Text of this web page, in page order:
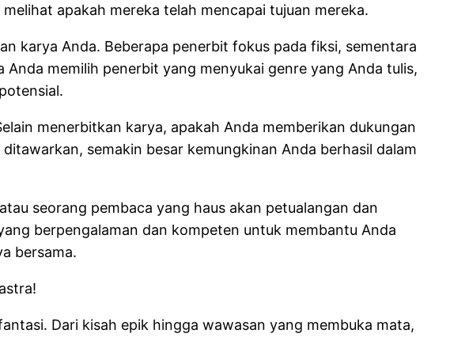
apakah mereka telah mencapai tujuan mereka.
karya Anda. Beberapa penerbit fokus pada fiksi, sementara
memilih penerbit yang menyukai genre yang Anda tulis,
menerbitkan karya, apakah Anda memberikan dukungan
semakin besar kemungkinan Anda berhasil dalam
seorang pembaca yang haus akan petualangan dan
berpengalaman dan kompeten untuk membantu Anda
bersama.
Dari kisah epik hingga wawasan yang membuka mata,